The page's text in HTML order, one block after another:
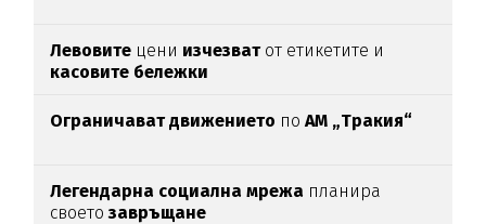
Левовите цени изчезват от етикетите и
касовите бележки
Ограничават движението поАМ „Тракия“
Легендарна социална мрежа планира
своетозавръщане